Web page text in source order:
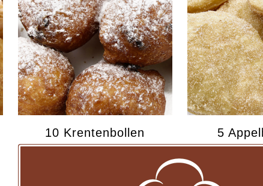
10 Krentenbollen
€15,00
5
€